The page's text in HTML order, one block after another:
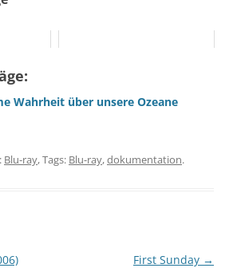
Wahrheit über unsere Ozeane
Blu-ray, Tags: Blu-ray,dokumentation.
First Sunday →